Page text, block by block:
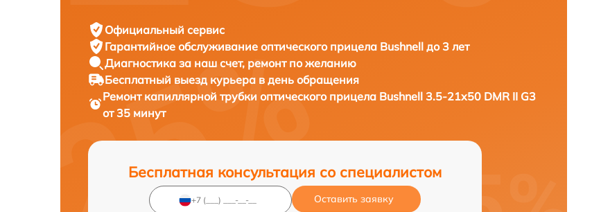
Официальный сервис
Гарантийное обслуживание оптического прицела Bushnell до 3 лет
Диагностика за наш счет, ремонт по желанию
Бесплатный выезд курьера в день обращения
Ремонт капиллярной трубки оптического прицела Bushnell 3.5-21x50 DMR II G3
от 35 минут
Бесплатная консультация со специалистом
Оставить заявку